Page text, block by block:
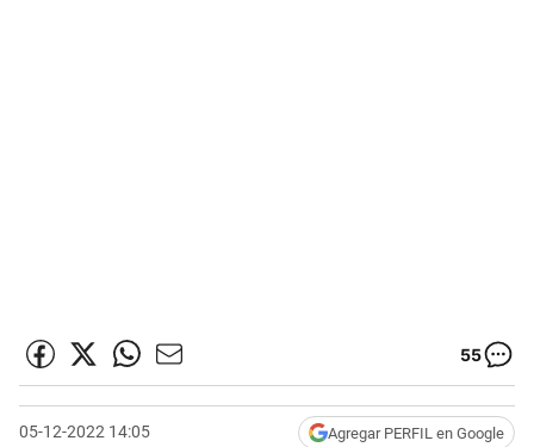
55
05-12-2022 14:05 Agregar PERFIL en Google